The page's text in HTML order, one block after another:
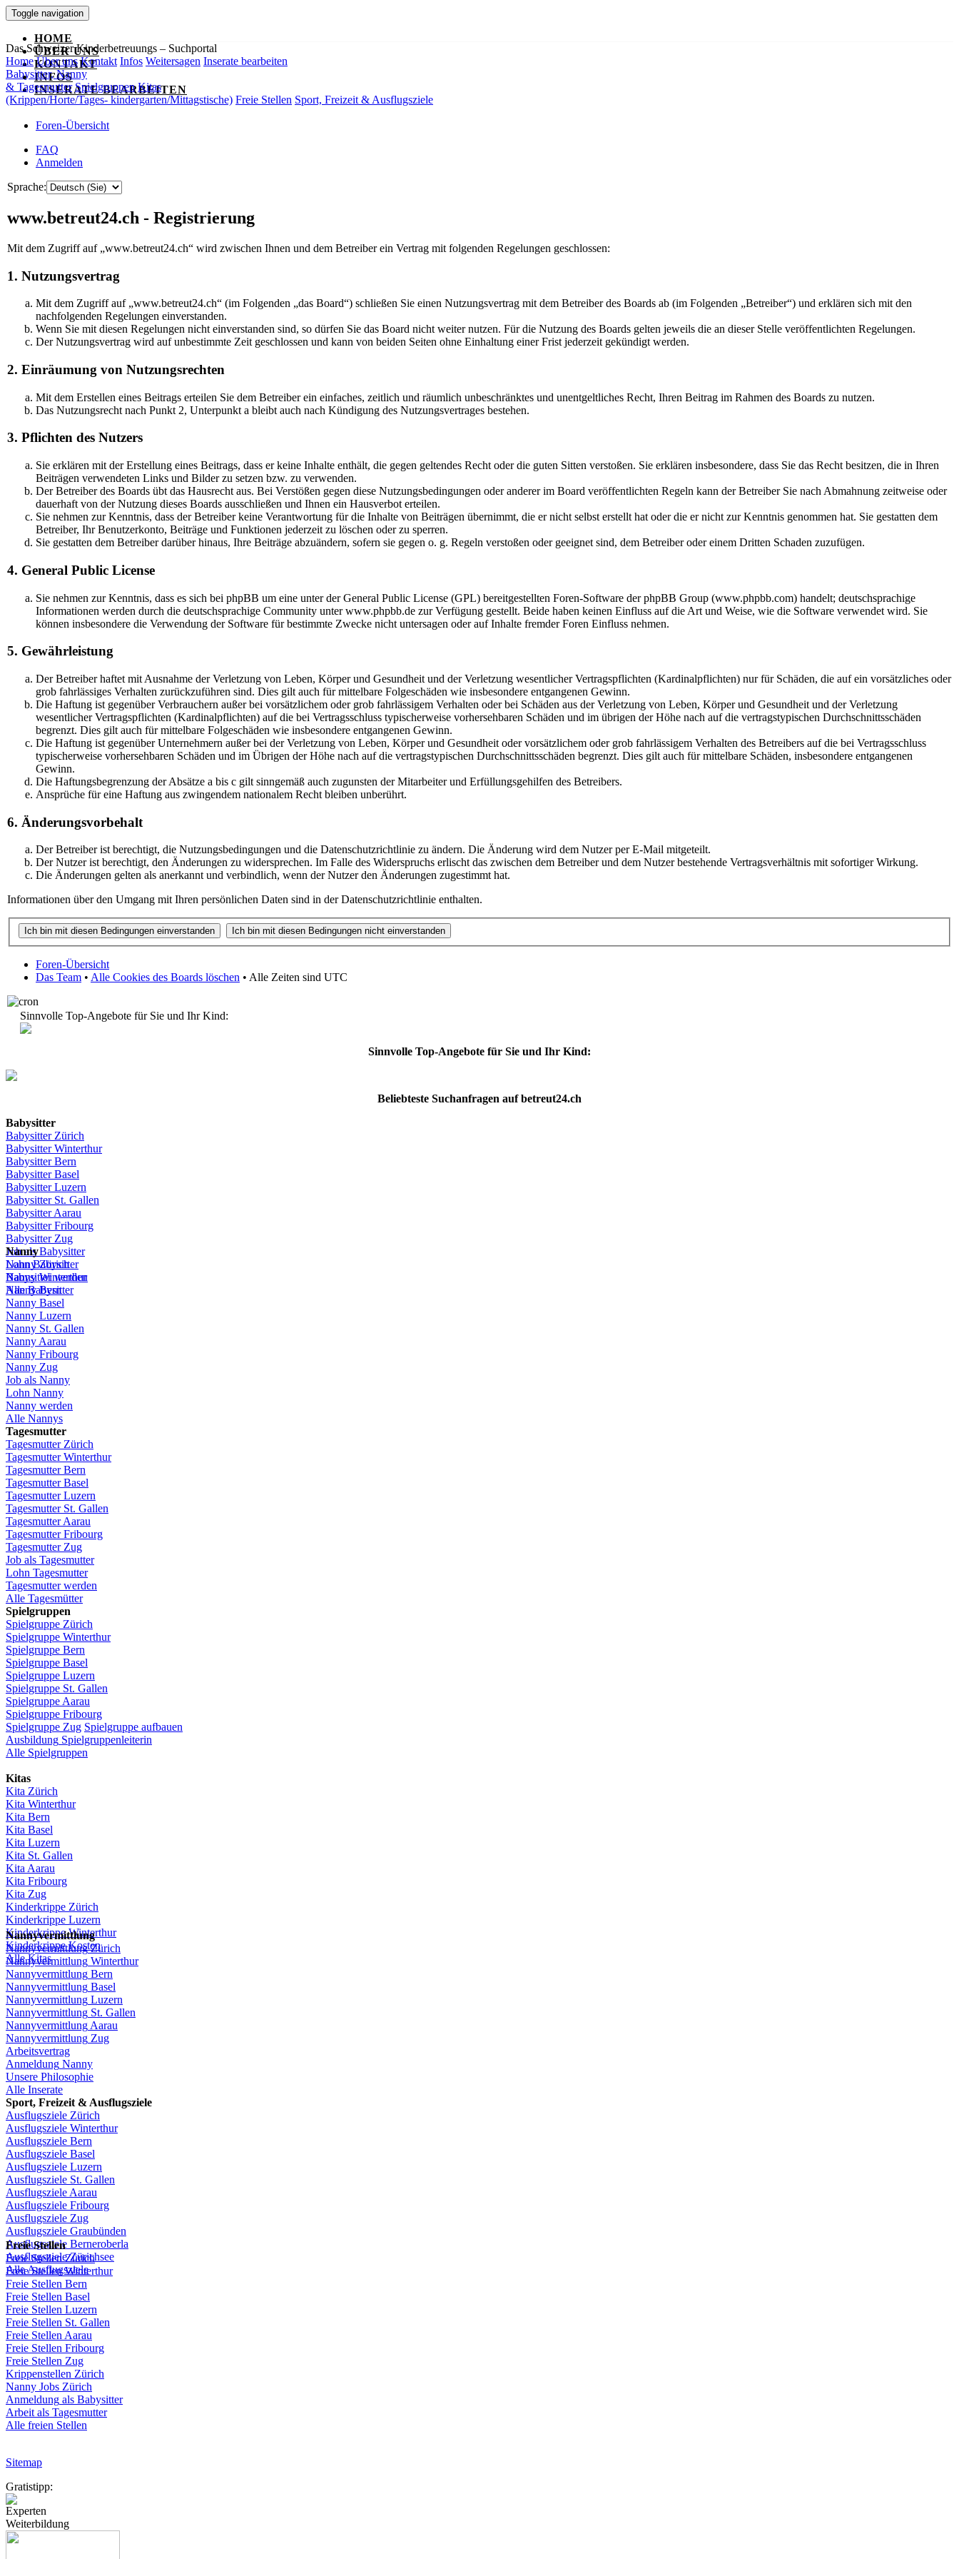
Toggle navigation
HOME
ÜBER UNS
KONTAKT
INFOS
INSERATE BEARBEITEN
Das Schweizer Kinderbetreuungs – Suchportal
Home Über uns Kontakt Infos Weitersagen Inserate bearbeiten
Babysitter, Nanny
& Tagesmutter Spielgruppen Kitas
(Krippen/Horte/Tages- kindergarten/Mittagstische) Freie Stellen Sport, Freizeit & Ausflugsziele
Foren-Übersicht
FAQ
Anmelden
Sprache:
www.betreut24.ch - Registrierung
Mit dem Zugriff auf „www.betreut24.ch“ wird zwischen Ihnen und dem Betreiber ein Vertrag mit folgenden Regelungen geschlossen:
1. Nutzungsvertrag
Mit dem Zugriff auf „www.betreut24.ch“ (im Folgenden „das Board“) schließen Sie einen Nutzungsvertrag mit dem Betreiber des Boards ab (im Folgenden „Betreiber“) und erklären sich mit den
nachfolgenden Regelungen einverstanden.
Wenn Sie mit diesen Regelungen nicht einverstanden sind, so dürfen Sie das Board nicht weiter nutzen. Für die Nutzung des Boards gelten jeweils die an dieser Stelle veröffentlichten Regelungen.
Der Nutzungsvertrag wird auf unbestimmte Zeit geschlossen und kann von beiden Seiten ohne Einhaltung einer Frist jederzeit gekündigt werden.
2. Einräumung von Nutzungsrechten
Mit dem Erstellen eines Beitrags erteilen Sie dem Betreiber ein einfaches, zeitlich und räumlich unbeschränktes und unentgeltliches Recht, Ihren Beitrag im Rahmen des Boards zu nutzen.
Das Nutzungsrecht nach Punkt 2, Unterpunkt a bleibt auch nach Kündigung des Nutzungsvertrages bestehen.
3. Pflichten des Nutzers
Sie erklären mit der Erstellung eines Beitrags, dass er keine Inhalte enthält, die gegen geltendes Recht oder die guten Sitten verstoßen. Sie erklären insbesondere, dass Sie das Recht besitzen, die in Ihren
Beiträgen verwendeten Links und Bilder zu setzen bzw. zu verwenden.
Der Betreiber des Boards übt das Hausrecht aus. Bei Verstößen gegen diese Nutzungsbedingungen oder anderer im Board veröffentlichten Regeln kann der Betreiber Sie nach Abmahnung zeitweise oder
dauerhaft von der Nutzung dieses Boards ausschließen und Ihnen ein Hausverbot erteilen.
Sie nehmen zur Kenntnis, dass der Betreiber keine Verantwortung für die Inhalte von Beiträgen übernimmt, die er nicht selbst erstellt hat oder die er nicht zur Kenntnis genommen hat. Sie gestatten dem
Betreiber, Ihr Benutzerkonto, Beiträge und Funktionen jederzeit zu löschen oder zu sperren.
Sie gestatten dem Betreiber darüber hinaus, Ihre Beiträge abzuändern, sofern sie gegen o. g. Regeln verstoßen oder geeignet sind, dem Betreiber oder einem Dritten Schaden zuzufügen.
4. General Public License
Sie nehmen zur Kenntnis, dass es sich bei phpBB um eine unter der General Public License (GPL) bereitgestellten Foren-Software der phpBB Group (www.phpbb.com) handelt; deutschsprachige
Informationen werden durch die deutschsprachige Community unter www.phpbb.de zur Verfügung gestellt. Beide haben keinen Einfluss auf die Art und Weise, wie die Software verwendet wird. Sie
können insbesondere die Verwendung der Software für bestimmte Zwecke nicht untersagen oder auf Inhalte fremder Foren Einfluss nehmen.
5. Gewährleistung
Der Betreiber haftet mit Ausnahme der Verletzung von Leben, Körper und Gesundheit und der Verletzung wesentlicher Vertragspflichten (Kardinalpflichten) nur für Schäden, die auf ein vorsätzliches oder
grob fahrlässiges Verhalten zurückzuführen sind. Dies gilt auch für mittelbare Folgeschäden wie insbesondere entgangenen Gewinn.
Die Haftung ist gegenüber Verbrauchern außer bei vorsätzlichem oder grob fahrlässigem Verhalten oder bei Schäden aus der Verletzung von Leben, Körper und Gesundheit und der Verletzung
wesentlicher Vertragspflichten (Kardinalpflichten) auf die bei Vertragsschluss typischerweise vorhersehbaren Schäden und im übrigen der Höhe nach auf die vertragstypischen Durchschnittsschäden
begrenzt. Dies gilt auch für mittelbare Folgeschäden wie insbesondere entgangenen Gewinn.
Die Haftung ist gegenüber Unternehmern außer bei der Verletzung von Leben, Körper und Gesundheit oder vorsätzlichem oder grob fahrlässigem Verhalten des Betreibers auf die bei Vertragsschluss
typischerweise vorhersehbaren Schäden und im Übrigen der Höhe nach auf die vertragstypischen Durchschnittsschäden begrenzt. Dies gilt auch für mittelbare Schäden, insbesondere entgangenen
Gewinn.
Die Haftungsbegrenzung der Absätze a bis c gilt sinngemäß auch zugunsten der Mitarbeiter und Erfüllungsgehilfen des Betreibers.
Ansprüche für eine Haftung aus zwingendem nationalem Recht bleiben unberührt.
6. Änderungsvorbehalt
Der Betreiber ist berechtigt, die Nutzungsbedingungen und die Datenschutzrichtlinie zu ändern. Die Änderung wird dem Nutzer per E-Mail mitgeteilt.
Der Nutzer ist berechtigt, den Änderungen zu widersprechen. Im Falle des Widerspruchs erlischt das zwischen dem Betreiber und dem Nutzer bestehende Vertragsverhältnis mit sofortiger Wirkung.
Die Änderungen gelten als anerkannt und verbindlich, wenn der Nutzer den Änderungen zugestimmt hat.
Informationen über den Umgang mit Ihren persönlichen Daten sind in der Datenschutzrichtlinie enthalten.
Foren-Übersicht
Das Team • Alle Cookies des Boards löschen • Alle Zeiten sind UTC
Sinnvolle Top-Angebote für Sie und Ihr Kind:
Sinnvolle Top-Angebote für Sie und Ihr Kind:
Beliebteste Suchanfragen aufbetreut24.ch
Babysitter
Babysitter Zürich
Babysitter Winterthur
Babysitter Bern
Babysitter Basel
BabysitterLuzern
Babysitter St. Gallen
BabysitterAarau
BabysitterFribourg
Babysitter Zug
JobalsBabysitter
LohnBabysitter
Babysitterwerden
Alle Babysitter
Nanny
NannyZürich
Nanny Winterthur
Nanny Bern
Nanny Basel
Nanny Luzern
Nanny St. Gallen
Nanny Aarau
Nanny Fribourg
Nanny Zug
Job als Nanny
Lohn Nanny
Nanny werden
Alle Nannys
Tagesmutter
Tagesmutter Zürich
TagesmutterWinterthur
TagesmutterBern
TagesmutterBasel
Tagesmutter Luzern
TagesmutterSt. Gallen
Tagesmutter Aarau
Tagesmutter Fribourg
Tagesmutter Zug
Job als Tagesmutter
Lohn Tagesmutter
Tagesmutter werden
Alle Tagesmütter
Spielgruppen
Spielgruppe Zürich
Spielgruppe Winterthur
Spielgruppe Bern
Spielgruppe Basel
Spielgruppe Luzern
Spielgruppe St. Gallen
Spielgruppe Aarau
Spielgruppe Fribourg
Spielgruppe Zug Spielgruppe aufbauen
Ausbildung Spielgruppenleiterin
Alle Spielgruppen
Kitas
Kita Zürich
Kita Winterthur
Kita Bern
Kita Basel
Kita Luzern
Kita St. Gallen
Kita Aarau
Kita Fribourg
Kita Zug
Kinderkrippe Zürich
Kinderkrippe Luzern
KinderkrippeWinterthur
Kinderkrippe Kosten
Alle Kitas
Nannyvermittlung
Nannyvermittlung Zürich
Nannyvermittlung Winterthur
Nannyvermittlung Bern
Nannyvermittlung Basel
Nannyvermittlung Luzern
Nannyvermittlung St. Gallen
Nannyvermittlung Aarau
Nannyvermittlung Zug
Arbeitsvertrag
Anmeldung Nanny
Unsere Philosophie
Alle Inserate
Sport, Freizeit & Ausflugsziele
Ausflugsziele Zürich
Ausflugsziele Winterthur
Ausflugsziele Bern
Ausflugsziele Basel
Ausflugsziele Luzern
Ausflugsziele St. Gallen
Ausflugsziele Aarau
Ausflugsziele Fribourg
Ausflugsziele Zug
Ausflugsziele Graubünden
Ausflugsziele Berneroberla
Ausflugsziele Zürichsee
Alle Ausflugsziele
Freie Stellen
Freie Stellen Zürich
Freie StellenWinterthur
Freie Stellen Bern
Freie Stellen Basel
Freie Stellen Luzern
Freie Stellen St. Gallen
Freie Stellen Aarau
Freie Stellen Fribourg
Freie Stellen Zug
Krippenstellen Zürich
Nanny Jobs Zürich
Anmeldung als Babysitter
Arbeit als Tagesmutter
Alle freien Stellen
Sitemap
Gratistipp:
Experten
Weiterbildung